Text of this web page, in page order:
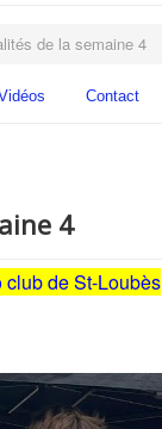
de la semaine 4
Contact
4
de St-Loubès